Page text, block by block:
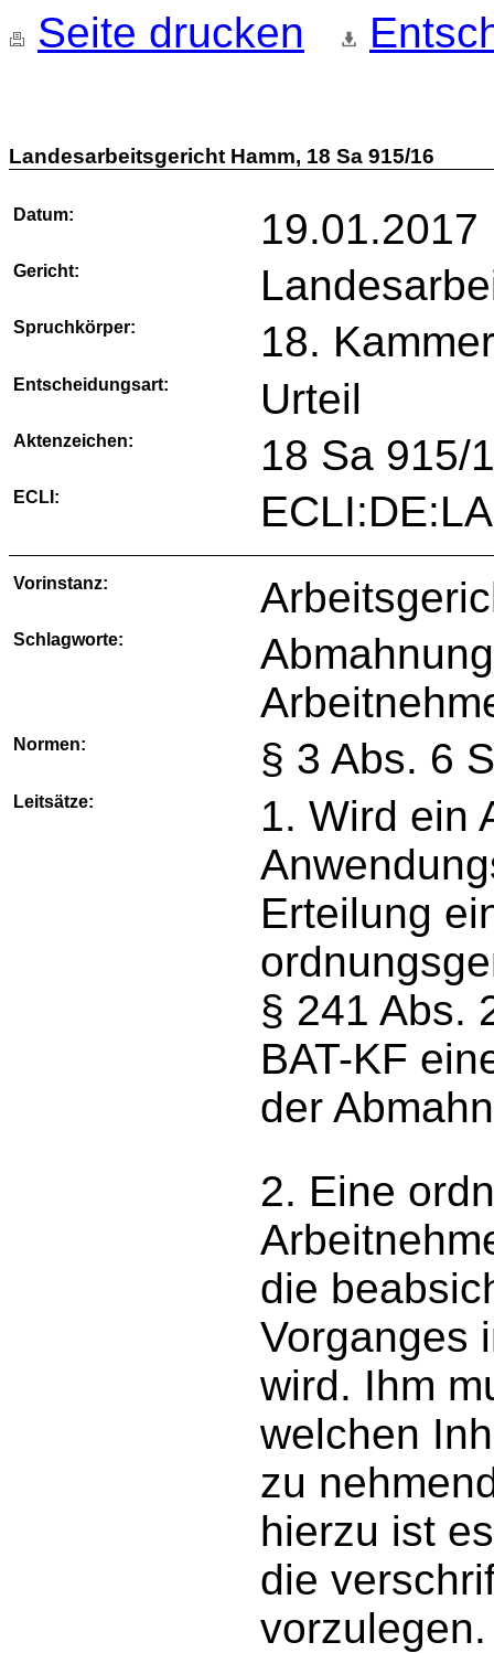
Seite drucken
Landesarbeitsgericht Hamm, 18 Sa 915/16
Datum: 19.01.2017
Gericht:
Spruchkörper: 18.
Entscheidungsart: Urteil
Aktenzeichen: 18 Sa 915/
ECLI:
Vorinstanz:
Schlagworte:
Normen: § 3 Abs. 6
Leitsätze:
1. Wird ein
Erteilung
§ 241 Abs.
BAT-KF
der
2. Eine
die
Vorganges
wird. Ihm
welchen
zu
hierzu ist
die
vorzulegen.